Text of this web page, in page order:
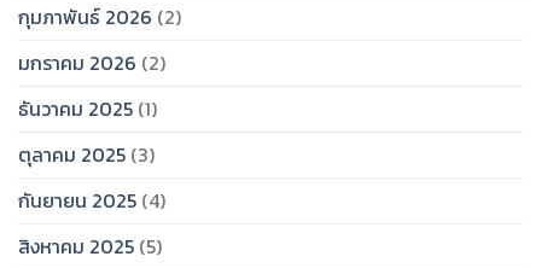
กุมภาพันธ์ 2026 (2)
มกราคม 2026 (2)
ธันวาคม 2025 (1)
ตุลาคม 2025 (3)
กันยายน 2025 (4)
สิงหาคม 2025 (5)